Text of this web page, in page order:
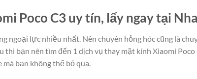
Poco C3 uy tín, lấy ngay tại
ngoại lực nhiều nhất. Nên chuyên hỏng hóc cũng là
bạn nên tìm đến 1 dịch vụ thay mặt kính Xiaomi Poco
bạn không thể bỏ qua.